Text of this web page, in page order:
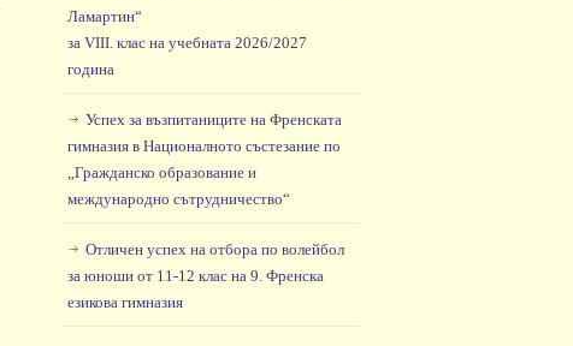
Ламартин“
за VIII. клас на учебната 2026/2027
година
Успех за възпитаниците на Френската
гимназия в Националното състезание по
„Гражданско образование и
международно сътрудничество“
Отличен успех на отбора по волейбол
за юноши от 11-12 клас на 9. Френска
езикова гимназия